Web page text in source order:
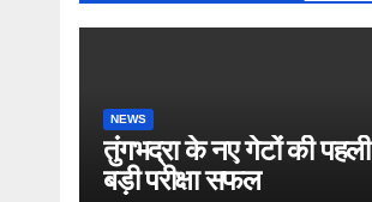
NEWS
तुंगभद्रा के नए गेटों की पहली
बड़ी परीक्षा सफल